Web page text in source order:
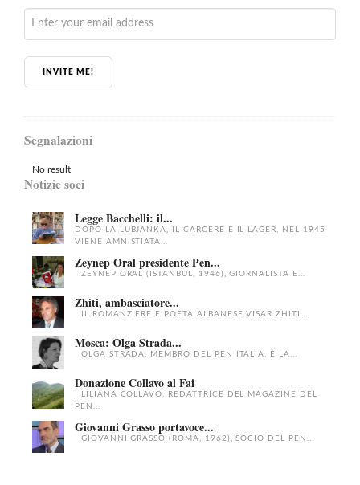
INVITE ME!
Segnalazioni
No result
Notizie soci
Legge Bacchelli: il...
DOPO LA LUBJANKA, IL CARCERE E IL LAGER, NEL 1945
VIENE AMNISTIATA...
Zeynep Oral presidente Pen...
ZEYNEP ORAL (ISTANBUL, 1946), GIORNALISTA E...
Zhiti, ambasciatore...
IL ROMANZIERE E POETA ALBANESE VISAR ZHITI...
Mosca: Olga Strada...
OLGA STRADA, MEMBRO DEL PEN ITALIA, È LA...
Donazione Collavo al Fai
LILIANA COLLAVO, REDATTRICE DEL MAGAZINE DEL
PEN...
Giovanni Grasso portavoce...
GIOVANNI GRASSO (ROMA, 1962), SOCIO DEL PEN...